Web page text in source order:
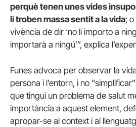
perquè tenen unes vides
li troben massa sentit a la vida;
vivència de dir ‘no li importo a
importarà a ningú’”, explica
Funes advoca per observar la
persona i l’entorn, i no
que tingui un problema de salut
importància a aquest element,
apropar-se al context i al